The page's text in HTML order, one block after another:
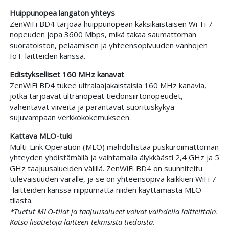
Huippunopea langaton yhteys
ZenWiFi BD4 tarjoaa huippunopean kaksikaistaisen Wi-Fi 7 -
nopeuden jopa 3600 Mbps, mikä takaa saumattoman
suoratoiston, pelaamisen ja yhteensopivuuden vanhojen
IoT-laitteiden kanssa.
Edistykselliset 160 MHz kanavat
ZenWiFi BD4 tukee ultralaajakaistaisia 160 MHz kanavia,
jotka tarjoavat ultranopeat tiedonsiirtonopeudet,
vähentävät viiveitä ja parantavat suorituskykyä
sujuvampaan verkkokokemukseen.
Kattava MLO-tuki
Multi-Link Operation (MLO) mahdollistaa puskuroimattoman
yhteyden yhdistämällä ja vaihtamalla älykkäästi 2,4 GHz ja 5
GHz taajuusalueiden välillä. ZenWiFi BD4 on suunniteltu
tulevaisuuden varalle, ja se on yhteensopiva kaikkien WiFi 7
-laitteiden kanssa riippumatta niiden käyttämästä MLO-
tilasta.
*Tuetut MLO-tilat ja taajuusalueet voivat vaihdella laitteittain.
Katso lisätietoja laitteen teknisistä tiedoista.